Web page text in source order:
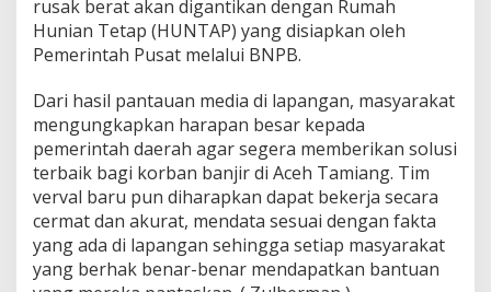
rusak berat akan digantikan dengan Rumah
Hunian Tetap (HUNTAP) yang disiapkan oleh
Pemerintah Pusat melalui BNPB.
Dari hasil pantauan media di lapangan, masyarakat
mengungkapkan harapan besar kepada
pemerintah daerah agar segera memberikan solusi
terbaik bagi korban banjir di Aceh Tamiang. Tim
verval baru pun diharapkan dapat bekerja secara
cermat dan akurat, mendata sesuai dengan fakta
yang ada di lapangan sehingga setiap masyarakat
yang berhak benar-benar mendapatkan bantuan